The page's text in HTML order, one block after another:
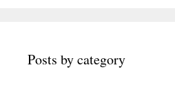
Posts by category